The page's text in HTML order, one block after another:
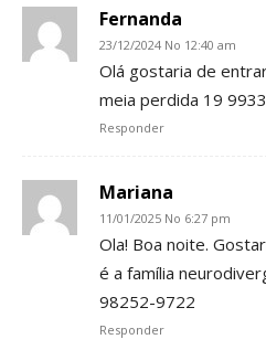
Fernanda
23/12/2024 No 12:40 am
Olá gostaria de
meia perdida 19
Responder
Mariana
11/01/2025 No 6:27 pm
Ola! Boa noite.
é a família
98252-9722
Responder